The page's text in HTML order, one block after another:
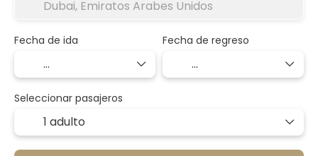
Fecha de ida Fecha de regreso
Seleccionar pasajeros
1 adulto